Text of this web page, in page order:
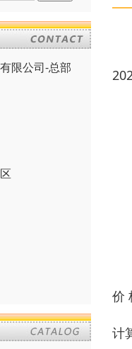
限公司-总部
价
计